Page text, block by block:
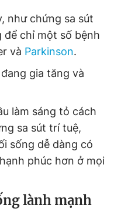
cần biết
hệ quảng cáo
như chứng sa sút
chỉ một số bệnh
và Parkinson.
gia tăng và
làm sáng tỏ cách
sa sút trí tuệ,
sống dễ dàng có
phúc hơn ở mọi
lành mạnh